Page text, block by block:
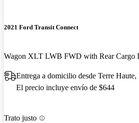
2021 Ford Transit Connect
Wagon XLT LWB FWD with Rear Cargo
Entrega a domicilio desde Terre Haute,
El precio incluye envío de $644
Trato justo